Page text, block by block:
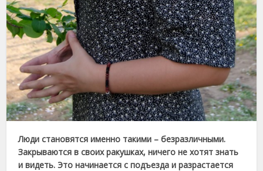
Люди становятся именно такими – безразличными.
Закрываются в своих ракушках, ничего не хотят знать
и видеть. Это начинается с подъезда и разрастается